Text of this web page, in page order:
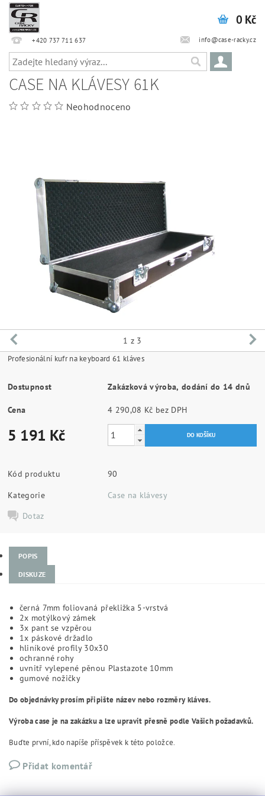
+420 737 711 637 info@case-racky.cz
0 Kč
CASE NA KLÁVESY 61K
Neohodnoceno
1 z 3
Profesionální kufr na keyboard 61 kláves
Dostupnost Zakázková výroba, dodání do 14 dnů
Cena 4 290,08 Kč bez DPH
5 191 Kč
Kód produktu
90
Kategorie
Case na klávesy
Dotaz
POPIS
DISKUZE
černá 7mm foliovaná překližka 5-vrstvá
2x motýlkový zámek
3x pant se vzpěrou
1x páskové držadlo
hliníkové profily 30x30
ochranné rohy
uvnitř vylepené pěnou Plastazote 10mm
gumové nožičky
Do objednávky prosím připište název nebo rozměry kláves.
Výroba case je na zakázku a lze upravit přesně podle Vašich požadavků.
Buďte první, kdo napíše příspěvek k této položce.
Přidat komentář